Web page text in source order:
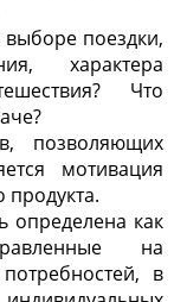
выборе поездки,
характера
Что
позволяющих
мотивация
продукта.
определена как
на
в